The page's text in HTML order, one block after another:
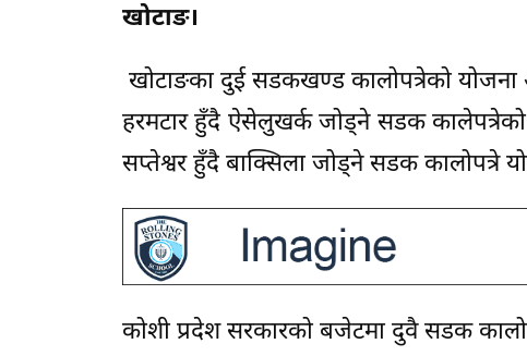
खोटाङ।
खोटाङका दुई सडकखण्ड कालोपत्रेको
हरमटार हुँदै ऐसेलुखर्क जोड्ने सडक
सप्तेश्वर हुँदै बाक्सिला जोड्ने सडक कालोपत्रे
कोशी प्रदेश सरकारको बजेटमा दुवै सडक